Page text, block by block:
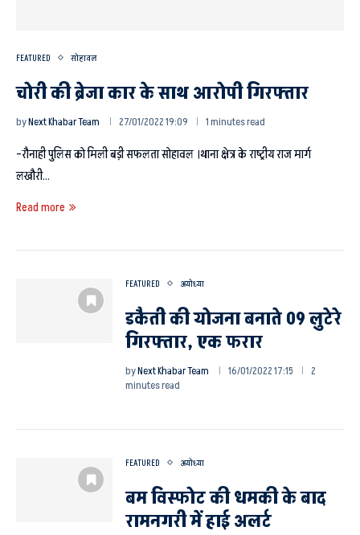
FEATURED सोहावल
चोरी की ब्रेजा कार के साथ आरोपी गिरफ्तार
byNext Khabar Team 27/01/2022 19:09 1 minutes read
–रौनाही पुलिस को मिली बड़ी सफलता सोहावल ।थाना क्षेत्र के राष्ट्रीय राज मार्ग
लखौरी…
Read more
FEATURED अयोध्या
डकैती की योजना बनाते 09 लुटेरे
गिरफ्तार, एक फरार
byNext Khabar Team 16/01/2022 17:15
2
minutes read
FEATURED अयोध्या
बम विस्फोट की धमकी के बाद
रामनगरी में हाई अलर्ट